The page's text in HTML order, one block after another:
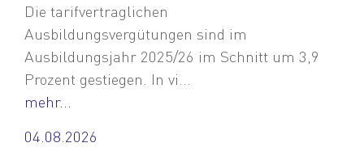
Die tarifvertraglichen
Ausbildungsvergütungen sind im
Ausbildungsjahr 2025/26 im Schnitt um 3,9
Prozent gestiegen. In vi...
mehr...
04.08.2026